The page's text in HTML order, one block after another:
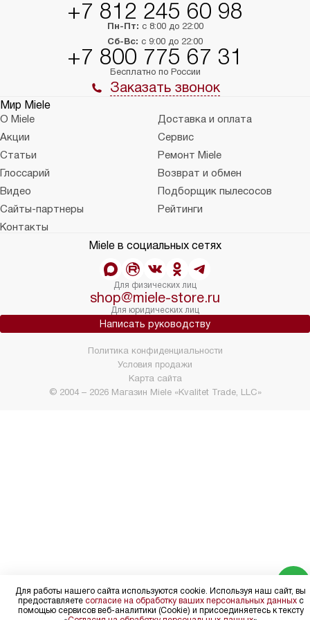
+7 812 245 60 98
Пн-Пт: с 8:00 до 22:00
Сб-Вс: с 9:00 до 22:00
+7 800 775 67 31
Бесплатно по России
Заказать звонок
Мир Miele
О Miele
Доставка и оплата
Акции
Сервис
Статьи
Ремонт Miele
Глоссарий
Возврат и обмен
Видео
Подборщик пылесосов
Сайты-партнеры
Рейтинги
Контакты
Miele в социальных сетях
Для физических лиц
shop@miele-store.ru
Для юридических лиц
Написать руководству
© 2004 – 2026 Магазин Miele «Kvalitet Trade, LLC»
Политика конфиденциальности
Условия продажи
Карта сайта
Для работы нашего сайта используются cookie. Используя наш сайт, вы
предоставляете согласие на обработку ваших персональных данныхс
помощью сервисов веб-аналитики (Cookie) и присоединяетесь к тексту